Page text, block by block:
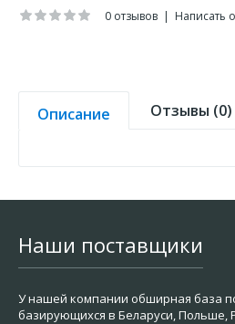
0 отзывов | Написать
Описание Отзывы (0)
Наши поставщики
У нашей компании обширная база
базирующихся в Беларуси, Польше,